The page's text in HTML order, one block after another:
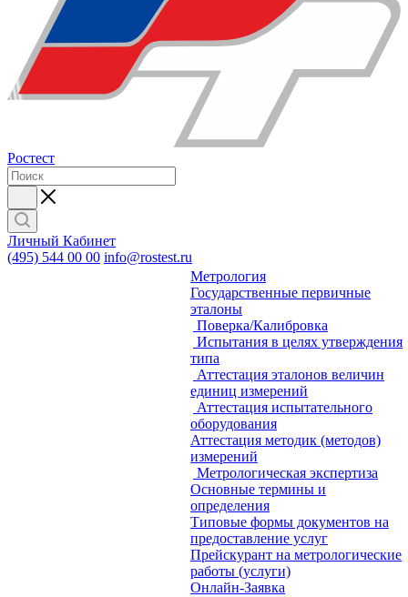
Ростест
Личный Кабинет
(495) 544 00 00 info@rostest.ru
Метрология
Государственные первичные
эталоны
Поверка/Калибровка
Испытания в целях утверждения
типа
Аттестация эталонов величин
единиц измерений
Аттестация испытательного
оборудования
Аттестация методик (методов)
измерений
Метрологическая экспертиза
Основные термины и
определения
Типовые формы документов на
предоставление услуг
Прейскурант на метрологические
работы (услуги)
Онлайн-Заявка